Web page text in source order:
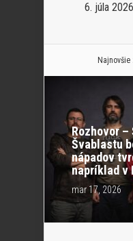
6. júla 2026
Rozhovor
Švablastu
nápadov
napríklad v
mar 17, 2026